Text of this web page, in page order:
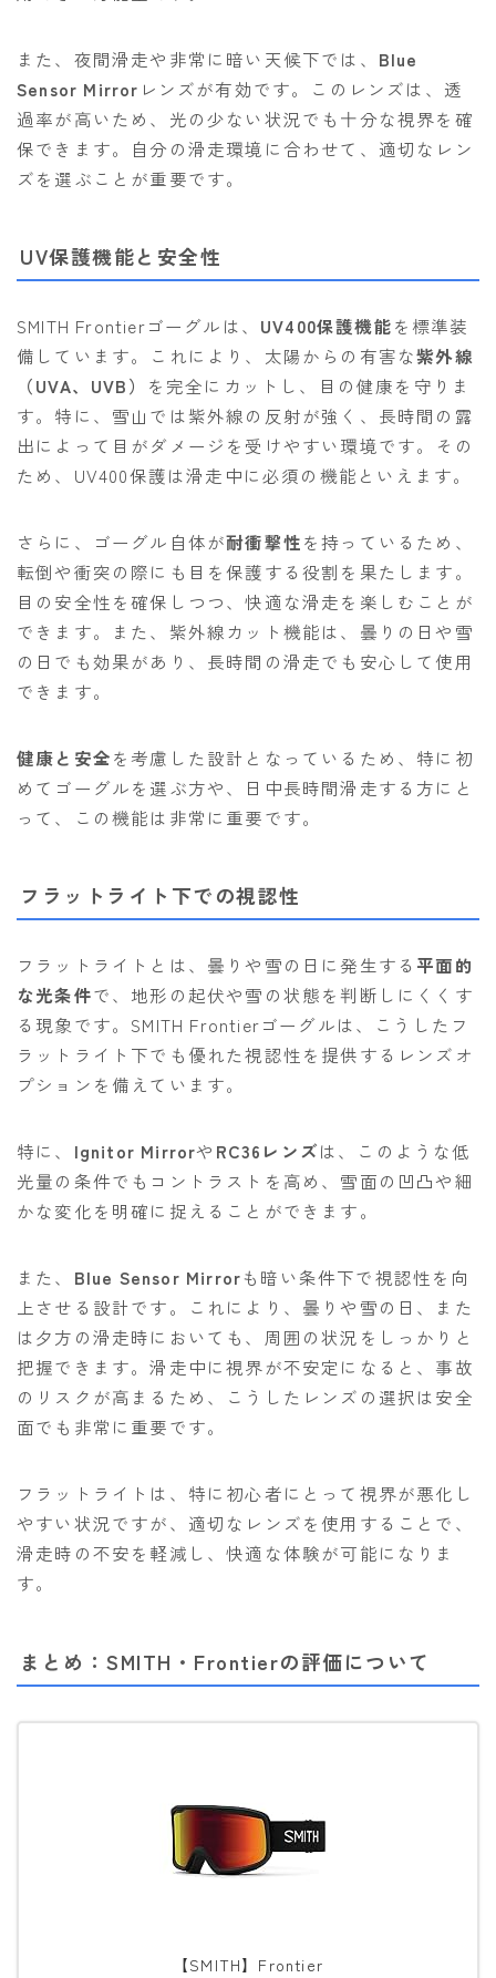
また、夜間滑走や非常に暗い天候下では、 Blue
Sensor Mirror レンズが有効です。このレンズは、透
過率が高いため、光の少ない状況でも十分な視界を確
保できます。自分の滑走環境に合わせて、適切なレン
ズを選ぶことが重要です。
UV保護機能と安全性
SMITH Frontierゴーグルは、 UV400保護機能を標準装
備しています。これにより、太陽からの有害な紫外線
（UVA、UVB） を完全にカットし、目の健康を守りま
す。特に、雪山では紫外線の反射が強く、長時間の露
出によって目がダメージを受けやすい環境です。その
ため、UV400保護は滑走中に必須の機能といえます。
さらに、ゴーグル自体が耐衝撃性を持っているため、
転倒や衝突の際にも目を保護する役割を果たします。
目の安全性を確保しつつ、快適な滑走を楽しむことが
できます。また、紫外線カット機能は、曇りの日や雪
の日でも効果があり、長時間の滑走でも安心して使用
できます。
健康と安全を考慮した設計となっているため、特に初
めてゴーグルを選ぶ方や、日中長時間滑走する方にと
って、この機能は非常に重要です。
フラットライト下での視認性
フラットライトとは、曇りや雪の日に発生する 平面的
な光条件で、地形の起伏や雪の状態を判断しにくくす
る現象です。SMITH Frontierゴーグルは、こうしたフ
ラットライト下でも優れた視認性を提供するレンズオ
プションを備えています。
特に、 Ignitor Mirrorや RC36レンズは、このような低
光量の条件でもコントラストを高め、雪面の凹凸や細
かな変化を明確に捉えることができます。
また、 Blue Sensor Mirrorも暗い条件下で視認性を向
上させる設計です。これにより、曇りや雪の日、また
は夕方の滑走時においても、周囲の状況をしっかりと
把握できます。滑走中に視界が不安定になると、事故
のリスクが高まるため、こうしたレンズの選択は安全
面でも非常に重要です。
フラットライトは、特に初心者にとって視界が悪化し
やすい状況ですが、適切なレンズを使用することで、
滑走時の不安を軽減し、快適な体験が可能になりま
す。
まとめ：SMITH・Frontierの評価について
【SMITH】Frontier